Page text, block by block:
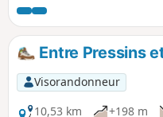
Entre Pressins
Visorandonneur
10,53 km
+198 m